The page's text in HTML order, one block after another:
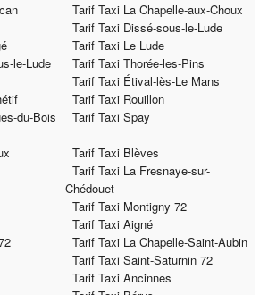
Tarif Taxi La Chapelle-aux-Choux
Tarif Taxi Dissé-sous-le-Lude
Tarif Taxi Le Lude
le-Lude
Tarif Taxi Thorée-les-Pins
Tarif Taxi Étival-lès-Le Mans
Tarif Taxi Rouillon
du-Bois
Tarif Taxi Spay
Tarif Taxi Blèves
Tarif Taxi La Fresnaye-sur-
Chédouet
Tarif Taxi Montigny 72
Tarif Taxi Aigné
Tarif Taxi La Chapelle-Saint-Aubin
Tarif Taxi Saint-Saturnin 72
Tarif Taxi Ancinnes